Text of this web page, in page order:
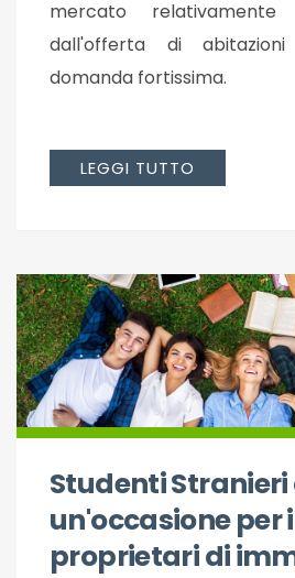
mercato
dall'offerta di
domanda fortissima.
LEGGI TUTTO
Studenti
un'occasione per i
proprietari di